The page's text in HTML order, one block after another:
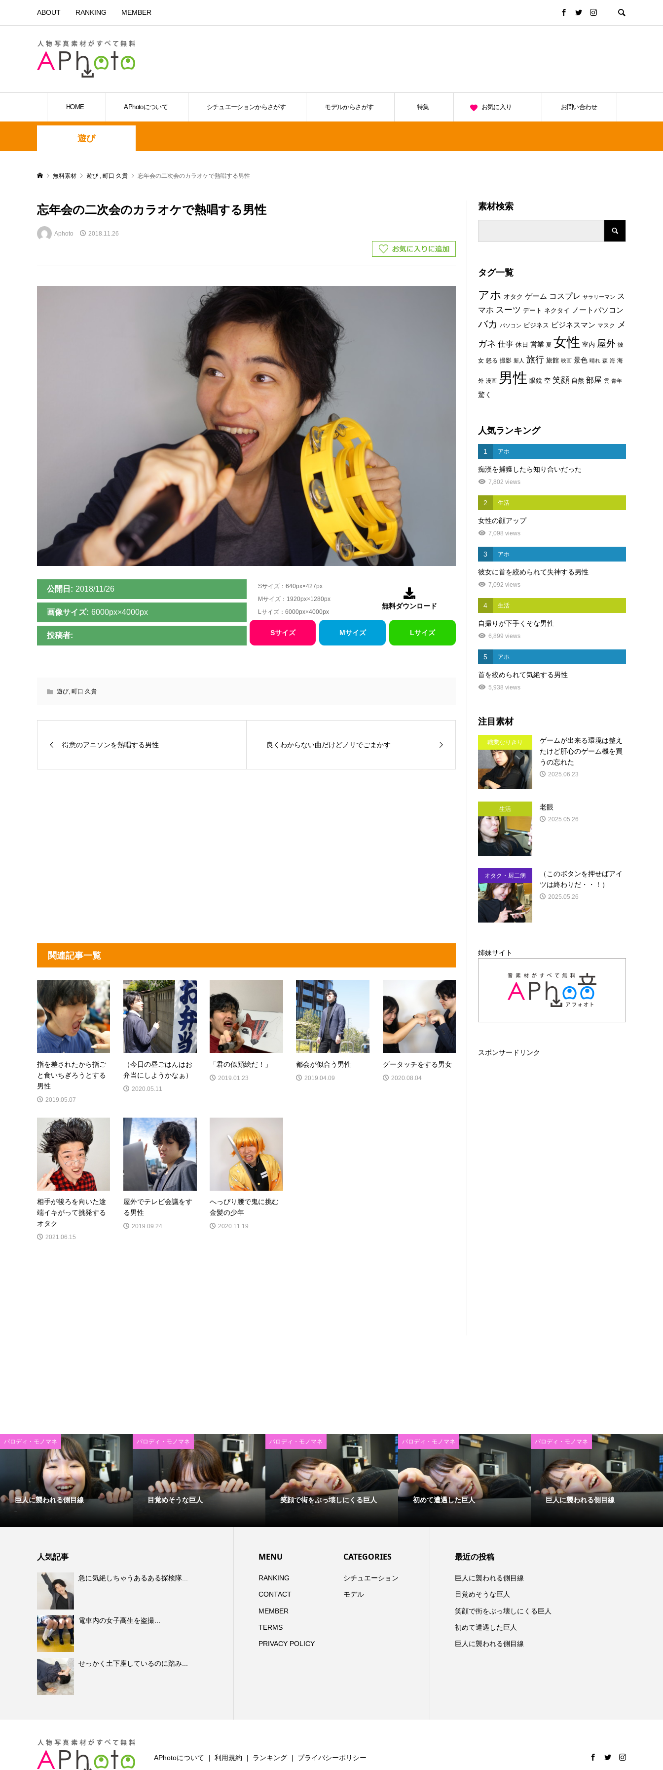
ABOUT RANKING MEMBER
HOME APhotoについて シチュエーションからさがす モデルからさがす 特集 お気に入り お問い合わせ
遊び
無料素材 遊び , 町口 久貴 忘年会の二次会のカラオケで熱唱する男性
忘年会の二次会のカラオケで熱唱する男性
Aphoto 2018.11.26
公開日: 2018/11/26
画像サイズ: 6000px×4000px
投稿者:
Sサイズ：640px×427px
Mサイズ：1920px×1280px
Lサイズ：6000px×4000px

無料ダウンロード
Sサイズ Mサイズ Lサイズ
遊び, 町口 久貴
得意のアニソンを熱唱する男性 良くわからない曲だけどノリでごまかす
関連記事一覧
指を差されたから指ご
と食いちぎろうとする
男性
2019.05.07
（今日の昼ごはんはお
弁当にしようかなぁ）
2020.05.11
「君の似顔絵だ！」
2019.01.23
都会が似合う男性
2019.04.09
グータッチをする男女
2020.08.04
相手が後ろを向いた途
端イキがって挑発する
オタク
2021.06.15
屋外でテレビ会議をす
る男性
2019.09.24
へっぴり腰で鬼に挑む
金髪の少年
2020.11.19
素材検索
タグ一覧
アホ オタク ゲーム コスプレ サラリーマン ス
マホ スーツ デート ネクタイ ノートパソコン
バカ パソコン ビジネス ビジネスマン マスク メ
ガネ 仕事 休日 営業 夏 女性 室内 屋外 彼
女 怒る 撮影 新人 旅行 旅館 映画 景色 晴れ 森 海 海
外 漫画 男性 眼鏡 空 笑顔 自然 部屋 雲 青年
驚く
人気ランキング
1 アホ
痴漢を捕獲したら知り合いだった
7,802 views
2 生活
女性の顔アップ
7,098 views
3 アホ
彼女に首を絞められて失神する男性
7,092 views
4 生活
自撮りが下手くそな男性
6,899 views
5 アホ
首を絞められて気絶する男性
5,938 views
注目素材
職業なりきり
ゲームが出来る環境は整え
たけど肝心のゲーム機を買
うの忘れた
2025.06.23
生活 老眼
2025.05.26
オタク・厨二病
（このボタンを押せばアイ
ツは終わりだ・・！）
2025.05.26
姉妹サイト
スポンサードリンク
パロディ・モノマネ
巨人に襲われる側目線
パロディ・モノマネ
目覚めそうな巨人
パロディ・モノマネ
笑顔で街をぶっ壊しにくる巨人
パロディ・モノマネ
初めて遭遇した巨人
パロディ・モノマネ
巨人に襲われる側目線
人気記事
急に気絶しちゃうあるある探検隊...
電車内の女子高生を盗撮...
せっかく土下座しているのに踏み...
MENU
RANKING
CONTACT
MEMBER
TERMS
PRIVACY POLICY
CATEGORIES
シチュエーション
モデル
最近の投稿
巨人に襲われる側目線
目覚めそうな巨人
笑顔で街をぶっ壊しにくる巨人
初めて遭遇した巨人
巨人に襲われる側目線
APhotoについて 利用規約 ランキング プライバシーポリシー